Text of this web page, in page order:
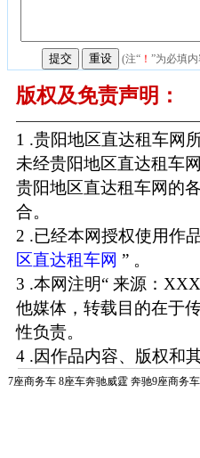
(注“ ！ ”为必填内
版权及免责声明：
1 .贵阳地区直达租车网
未经贵阳地区直达租车
贵阳地区直达租车网的
合。
2 .已经本网授权使用作
区直达租车网 ” 。
3 .本网注明“ 来源：
他媒体，转载目的在于
性负责。
4 .因作品内容、版权和
7座商务车 8座车奔驰威霆 奔驰9座商务车